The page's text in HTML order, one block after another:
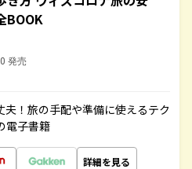
BOOK
発売
！旅の手配や準備に使えるテク
電子書籍
詳細を見る